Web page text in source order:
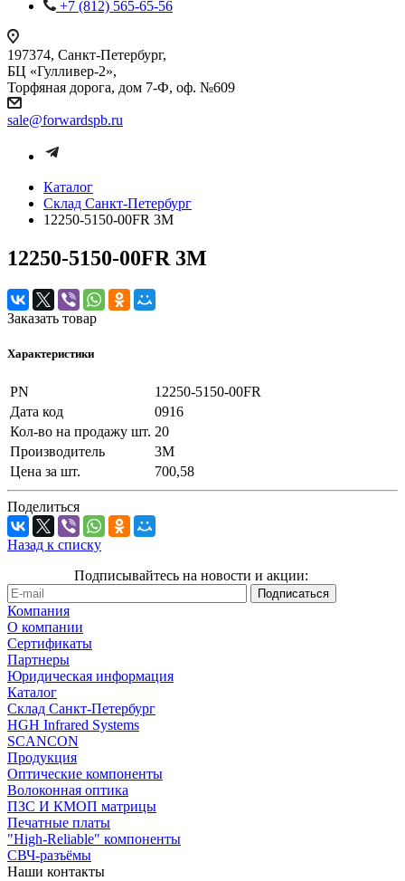
+7 (812) 565-65-56
197374, Санкт-Петербург,
БЦ «Гулливер-2»,
Торфяная дорога, дом 7-Ф, оф. №609
sale@forwardspb.ru
Каталог
Cклад Санкт-Петербург
12250-5150-00FR 3M
12250-5150-00FR 3M
Заказать товар
Характеристики
PN
12250-5150-00FR
Дата код
0916
Кол-во на продажу шт. 20
Производитель
3M
Цена за шт.
700,58
Поделиться
Назад к списку
Подписывайтесь на новости и акции:
Компания
О компании
Сертификаты
Партнеры
Юридическая информация
Каталог
Cклад Санкт-Петербург
HGH Infrared Systems
SCANCON
Продукция
Оптические компоненты
Волоконная оптика
ПЗС И КМОП матрицы
Печатные платы
"High-Reliable" компоненты
СВЧ-разъёмы
Наши контакты